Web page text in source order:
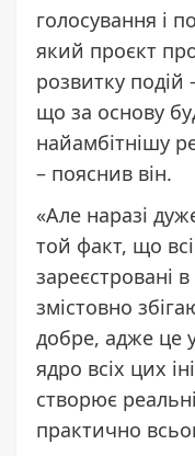
голосування і
який проєкт
розвитку
що за основу
найамбітнішу
– пояснив він.
«Але наразі
той факт, що всі
зареєстровані
змістовно
добре, адже це
ядро всіх цих
створює
практично